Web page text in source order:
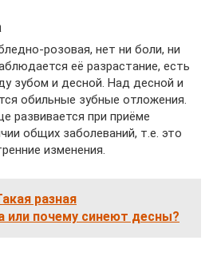
розовая, нет ни боли, ни
её разрастание, есть
зубом и десной. Над десной и
обильные зубные отложения.
развивается при приёме
общих заболеваний, т.е. это
изменения.
разная
или почему синеют десны?